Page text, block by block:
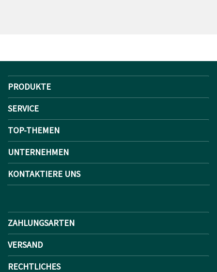
PRODUKTE
SERVICE
TOP-THEMEN
UNTERNEHMEN
KONTAKTIERE UNS
ZAHLUNGSARTEN
VERSAND
RECHTLICHES